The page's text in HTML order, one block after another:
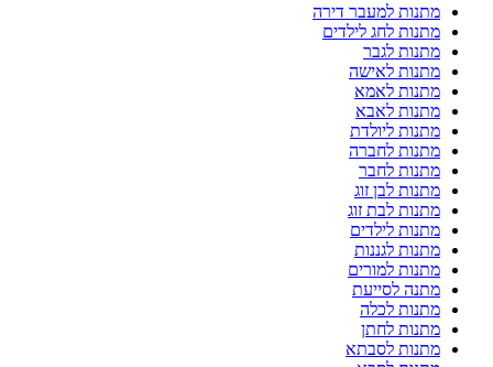
מתנות למעבר דירה
מתנות לחג לילדים
מתנות לגבר
מתנות לאישה
מתנות לאמא
מתנות לאבא
מתנות ליולדת
מתנות לחברה
מתנות לחבר
מתנות לבן זוג
מתנות לבת זוג
מתנות לילדים
מתנות לגננות
מתנות למורים
מתנה לסייעת
מתנות לכלה
מתנות לחתן
מתנות לסבתא